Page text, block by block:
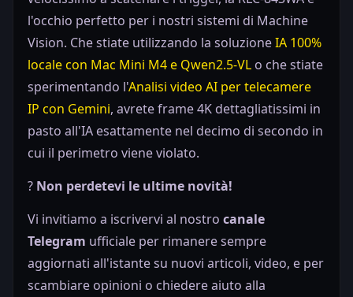
l'occhio perfetto per i nostri sistemi di Machine
Vision. Che stiate utilizzando la soluzioneIA 100%
locale con Mac Mini M4 e Qwen2.5-VL o che stiate
sperimentando l'Analisi video AI per telecamere
IP con Gemini, avrete frame 4K dettagliatissimi in
pasto all'IA esattamente nel decimo di secondo in
cui il perimetro viene violato.
? Non perdetevi le ultime novità!
Vi invitiamo a iscrivervi al nostro canale
Telegram ufficiale per rimanere sempre
aggiornati all'istante su nuovi articoli, video, e per
scambiare opinioni o chiedere aiuto alla